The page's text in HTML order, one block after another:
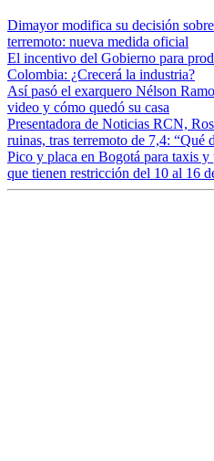
Dimayor modifica su decisión
terremoto: nueva medida oficial
El incentivo del Gobierno para
Colombia: ¿Crecerá la industria?
Así pasó el exarquero Nélson
video y cómo quedó su casa
Presentadora de Noticias RCN,
ruinas, tras terremoto de 7,4: “Qué
Pico y placa en Bogotá para taxis y
que tienen restricción del 10 al 16